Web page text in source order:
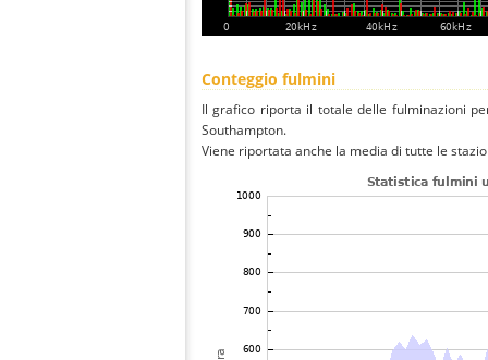
Conteggio fulmini
Il grafico riporta il totale delle fulminazioni
Southampton.
Viene riportata anche la media di tutte le